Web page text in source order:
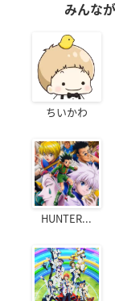
みんな
ちいかわ
HUNTER...